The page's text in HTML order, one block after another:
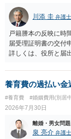
や費用などを踏まえ
の条項において、養
か、大学進学に関す
定めの有無等につい
川添 圭 弁護士
戸籍謄本の反映に時
届受理証明書の交付
詳しくは、役所と届
養育費の過払い金
#養育費 #婚姻費用(別居
2026年7月30日
離婚・男女問
泉 亮介 弁護士